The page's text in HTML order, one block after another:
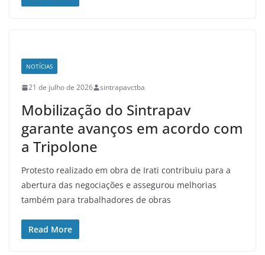
NOTÍCIAS
21 de julho de 2026 sintrapavctba
Mobilização do Sintrapav
garante avanços em acordo com
a Tripolone
Protesto realizado em obra de Irati contribuiu para a
abertura das negociações e assegurou melhorias
também para trabalhadores de obras
Read More